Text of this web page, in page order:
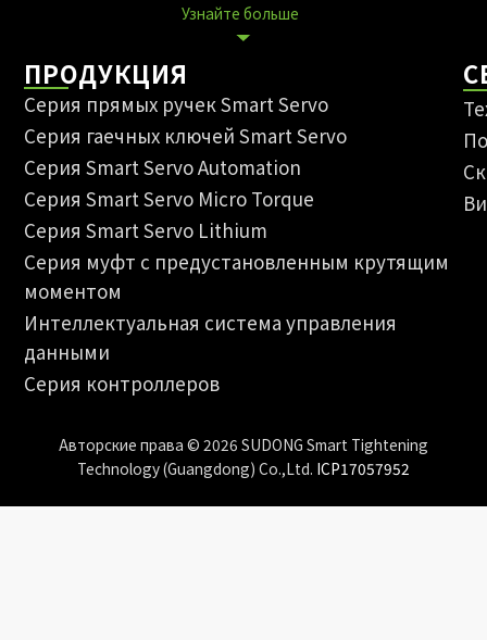
Узнайте больше
ПРОДУКЦИЯ
Серия прямых ручек Smart Servo
Серия гаечных ключей Smart Servo
Серия Smart Servo Automation
Серия Smart Servo Micro Torque
Серия Smart Servo Lithium
Серия муфт с предустановленным крутящим
моментом
Интеллектуальная система управления
данными
Серия контроллеров
Авторские права © 2026 SUDONG Smart Tightening
Technology (Guangdong) Co.,Ltd. ICP17057952